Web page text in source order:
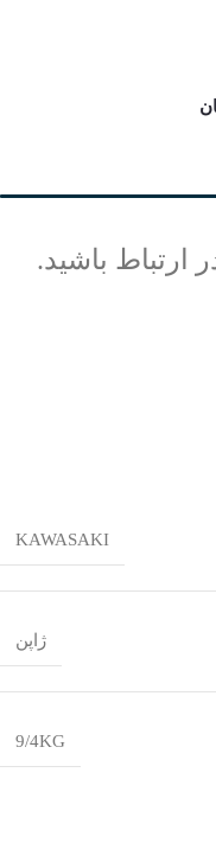
ارتباط باشید.
KAWASAKI
ژاپن
9/4KG